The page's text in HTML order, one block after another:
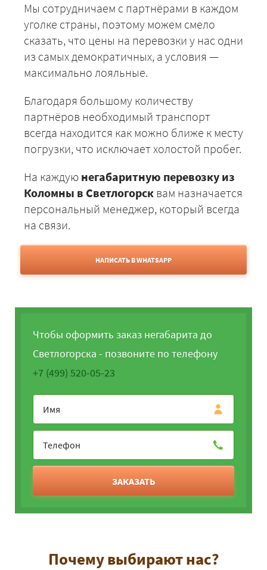
Мы сотрудничаем с партнёрами в каждом
уголке страны, поэтому можем смело
сказать, что цены на перевозки у нас одни
из самых демократичных, а условия —
максимально лояльные.
Благодаря большому количеству
партнёров необходимый транспорт
всегда находится как можно ближе к месту
погрузки, что исключает холостой пробег.
На каждую негабаритную перевозку из
Коломны в Светлогорск вам назначается
персональный менеджер, который всегда
на связи.
НАПИСАТЬ В WHATSAPP
Чтобы оформить заказ негабарита до
Светлогорска - позвоните по телефону
+7 (499) 520-05-23
ЗАКАЗАТЬ
Почему выбирают нас?